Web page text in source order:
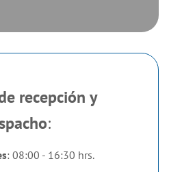
recepción y
:
: 08:00 - 16:30 hrs.